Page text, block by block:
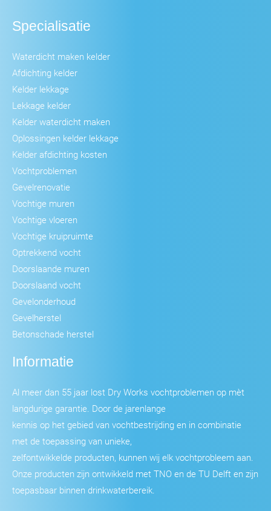
Specialisatie
Waterdicht maken kelder
Afdichting kelder
Kelder lekkage
Lekkage kelder
Kelder waterdicht maken
Oplossingen kelder lekkage
Kelder afdichting kosten
Vochtproblemen
Gevelrenovatie
Vochtige muren
Vochtige vloeren
Vochtige kruipruimte
Optrekkend vocht
Doorslaande muren
Doorslaand vocht
Gevelonderhoud
Gevelherstel
Betonschade herstel
Informatie
Al meer dan 55 jaar lost Dry Works vochtproblemen op mèt
langdurige garantie. Door de jarenlange
kennis op het gebied van vochtbestrijding en in combinatie
met de toepassing van unieke,
zelfontwikkelde producten, kunnen wij elk vochtprobleem aan.
Onze producten zijn ontwikkeld met TNO en de TU Delft en zijn
toepasbaar binnen drinkwaterbereik.